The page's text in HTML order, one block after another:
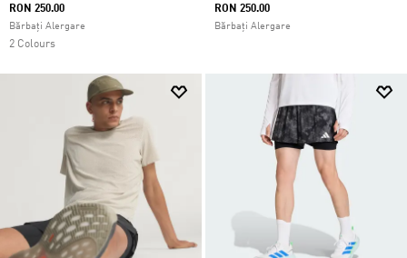
RON 250.00
Bărbați Alergare
2 Colours
RON 250.00
Bărbați Alergare